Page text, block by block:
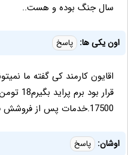
سال جنگ بوده و هست..
اون یکی ها: پاسخ
اقایون کارمند کی گفته ما
قرار
17500.خدمات پس از فروشش فقط مثل سایپا نیست
اوشان: پاسخ